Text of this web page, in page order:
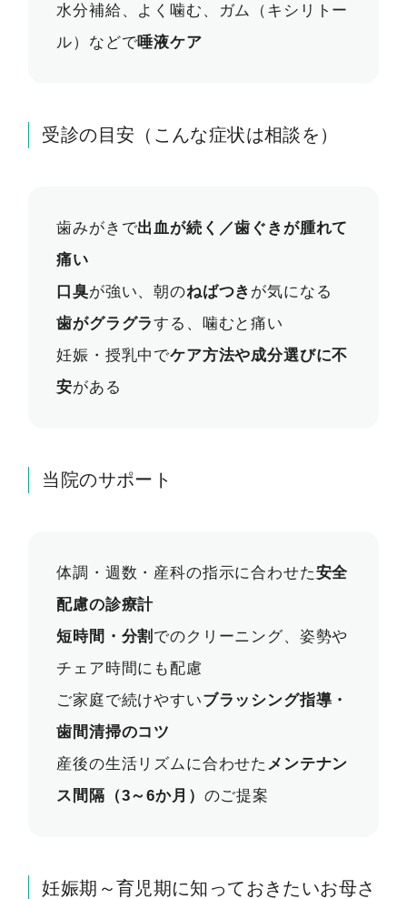
水分補給、よく噛む、ガム（キシリトー
ル）などで唾液ケア
受診の目安（こんな症状は相談を）
歯みがきで出血が続く／歯ぐきが腫れて
痛い
口臭が強い、朝のねばつき が気になる
歯がグラグラする、噛むと痛い
妊娠・授乳中でケア方法や成分選びに不
安がある
当院のサポート
体調・週数・産科の指示に合わせた安全
配慮の診療計
短時間・分割 でのクリーニング、姿勢や
チェア時間にも配慮
ご家庭で続けやすいブラッシング指導・
歯間清掃のコツ
産後の生活リズムに合わせた メンテナン
ス間隔（3～6か月） のご提案
妊娠期～育児期に知っておきたいお母さ